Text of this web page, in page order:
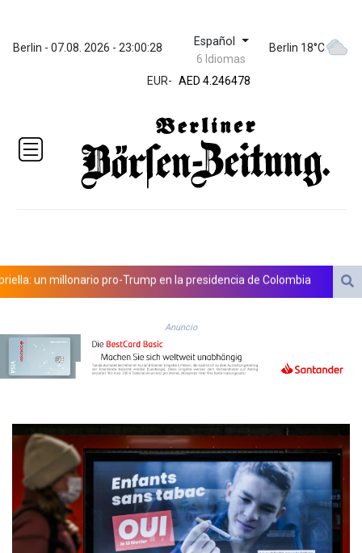
Berlin - 07.08. 2026 - 23:00:28 Español
6 Idiomas
Berlin 18°C
EUR-
ZWL 372.279507
AED 4.246478
AED 4.246478
ALL 93.48757
AMD
423.347546
AOA
1061.345207
AZN 1.970043
BDT 143.103908
BIF 3453.99514
BRL 5.892665
BSD 1.156009
BTN 110.002458
BWP 15.603659
BYN 3.442252
BYR
22660.520413
un millonario pro-Trump en la presidencia de Colombia España
Anuncio